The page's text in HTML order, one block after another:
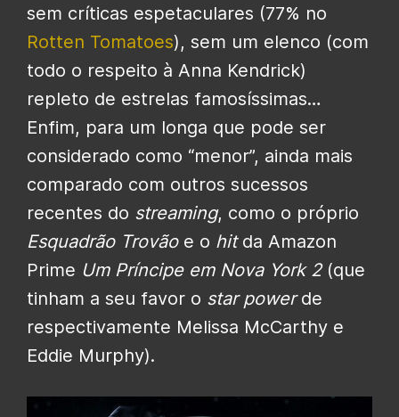
sem críticas espetaculares (77% no
Rotten Tomatoes), sem um elenco (com
todo o respeito à Anna Kendrick)
repleto de estrelas famosíssimas…
Enfim, para um longa que pode ser
considerado como “menor”, ainda mais
comparado com outros sucessos
recentes do streaming, como o próprio
Esquadrão Trovãoe o hitda Amazon
Prime Um Príncipe em Nova York 2(que
tinham a seu favor o star powerde
respectivamente Melissa McCarthy e
Eddie Murphy).